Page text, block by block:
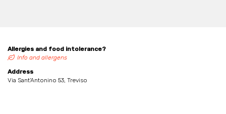
Allergies and food intolerance?
Info and allergens
Address
Via Sant'Antonino 53, Treviso